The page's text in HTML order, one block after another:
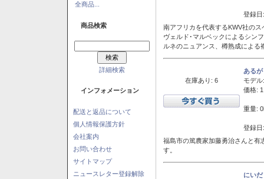
全商品...
商品検索
詳細検索
インフォメーション
配送と返品について
個人情報保護方針
会社案内
お問い合わせ
サイトマップ
ニュースレター登録解除
登録
南アフリカを代表するKWV社の
ヴェルド･マルベックによるシン
ルネのニュアンス、樽熟成によ
在庫あり: 6
ある
モデル:
価格:
重量:
登録
福島市の篤農家加藤勇治さんと有
す。
にい